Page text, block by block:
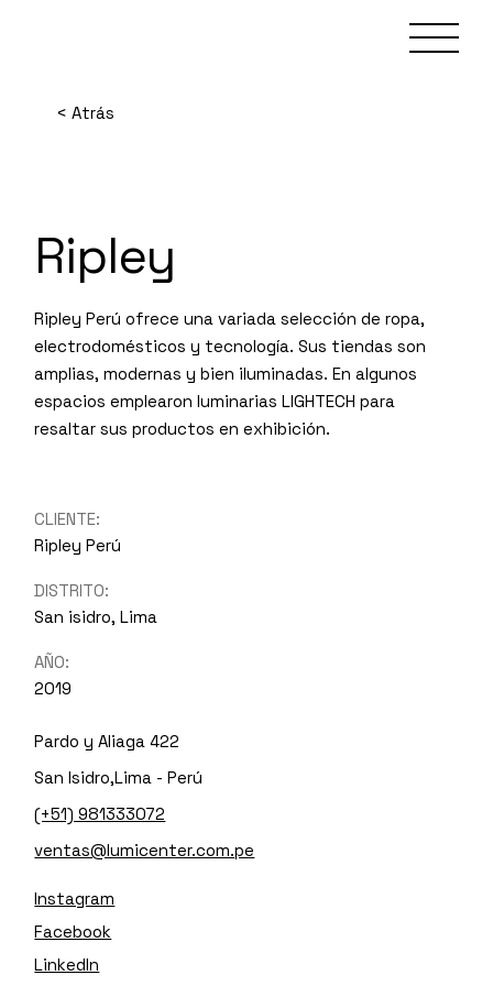
< Atrás
Ripley
Ripley Perú ofrece una variada selección de ropa,
electrodomésticos y tecnología. Sus tiendas son
amplias, modernas y bien iluminadas. En algunos
espacios emplearon luminarias LIGHTECH para
resaltar sus productos en exhibición.
CLIENTE:
Ripley Perú
DISTRITO:
San isidro, Lima
AÑO:
2019
Pardo y Aliaga 422
San Isidro,Lima - Perú
(+51) 981333072
ventas@lumicenter.com.pe
Instagram
Facebook
LinkedIn